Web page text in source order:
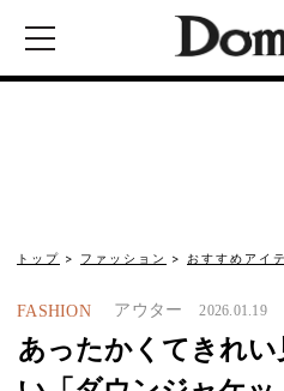
トップ ファッション おすすめアイ
FASHION アウター 2026.01.19
あったかくてきれい